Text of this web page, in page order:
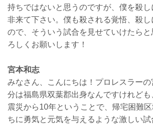
持ちではないと思うのですが、僕を殺
非来て下さい。僕も殺される覚悟、殺
ので、そういう試合を見せていけたらと
ろしくお願いします！
宮本和志
みなさん、こんにちは！プロレスラー
分は福島県双葉郡出身なんですけれど
震災から10年ということで、帰宅困難
ちに勇気と元気を与えるような激しい